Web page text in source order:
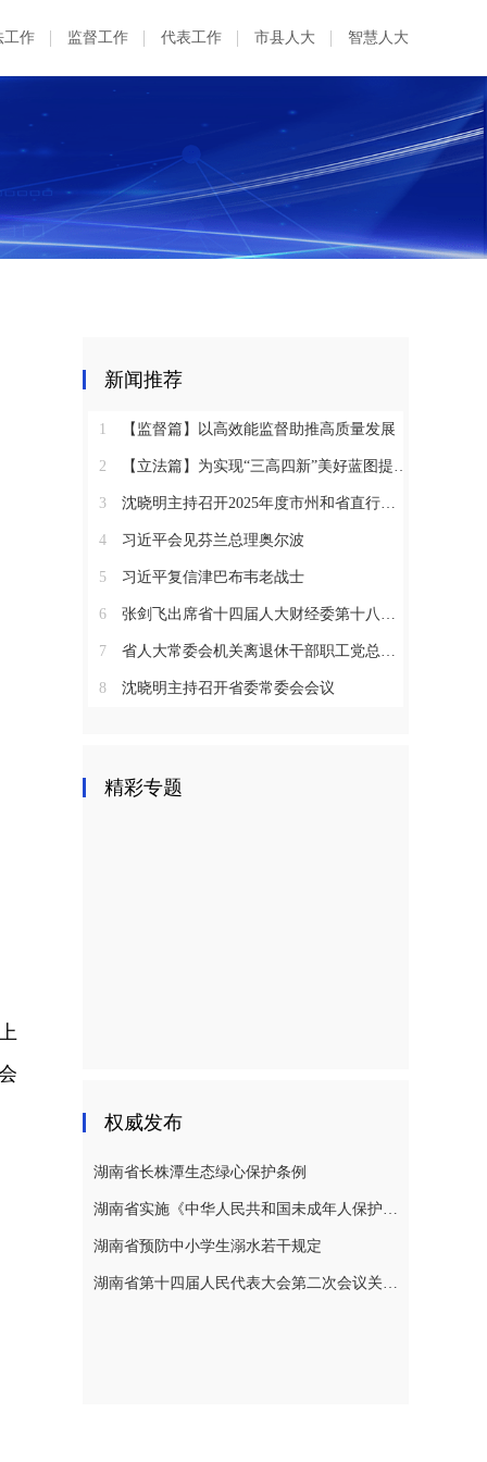
工作 监督工作 代表工作 市县人大 智慧人大
新闻推荐
1 【监督篇】以高效能监督助推高质量发展
2 【立法篇】为实现“三高四新”美好蓝图提供坚实法治保障
3 沈晓明主持召开2025年度市州和省直行业系统党（工）委书记抓基层党建工作述职评议会议
4 习近平会见芬兰总理奥尔波
5 习近平复信津巴布韦老战士
6 张剑飞出席省十四届人大财经委第十八次全体会议
7 省人大常委会机关离退休干部职工党总支召开2025年度总结表彰大会
8 沈晓明主持召开省委常委会会议
精彩专题
权威发布
湖南省长株潭生态绿心保护条例
湖南省实施《中华人民共和国未成年人保护法》若干规定
湖南省预防中小学生溺水若干规定
湖南省第十四届人民代表大会第二次会议关于湖南省人民代表大会常务委员会工作报告的决议